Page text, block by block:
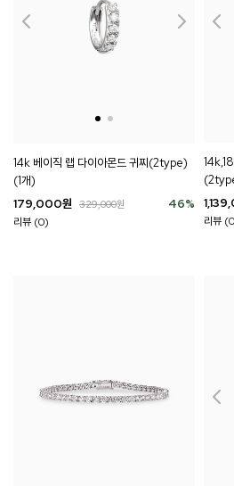
14k 베이직 랩 다이아몬드 귀찌(2type)
(1개)
46%
179,000원 329,000원
리뷰 (0) 리뷰